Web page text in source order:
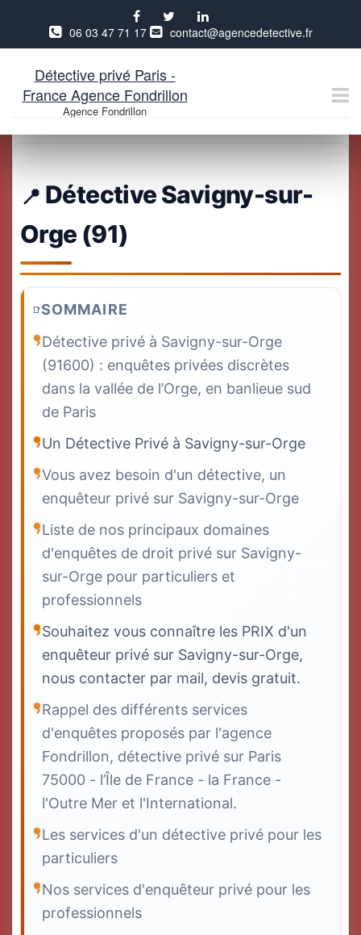
Aller
contenu
06 03 47 71 17 contact@agencedetective.fr
Détective privé Paris -
France Agence Fondrillon
Agence Fondrillon
Détective Savigny-sur-
Orge (91)
SOMMAIRE
Détective privé à Savigny-sur-Orge
(91600) : enquêtes privées discrètes
dans la vallée de l’Orge, en banlieue sud
de Paris
Un Détective Privé à Savigny-sur-Orge
Vous avez besoin d'un détective, un
enquêteur privé sur Savigny-sur-Orge
Liste de nos principaux domaines
d'enquêtes de droit privé sur Savigny-
sur-Orge pour particuliers et
professionnels
Souhaitez vous connaître les PRIX d'un
enquêteur privé sur Savigny-sur-Orge,
nous contacter par mail, devis gratuit.
Rappel des différents services
d'enquêtes proposés par l'agence
Fondrillon, détective privé sur Paris
75000 - l’Île de France - la France -
l'Outre Mer et l'International.
Les services d'un détective privé pour les
particuliers
Nos services d'enquêteur privé pour les
professionnels